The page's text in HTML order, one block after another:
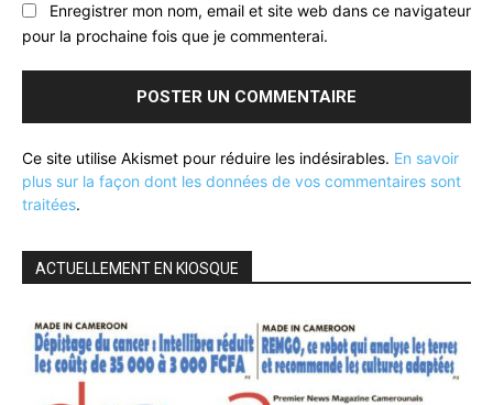
Enregistrer mon nom, email et site web dans ce navigateur
pour la prochaine fois que je commenterai.
Ce site utilise Akismet pour réduire les indésirables. En savoir
plus sur la façon dont les données de vos commentaires sont
traitées.
ACTUELLEMENT EN KIOSQUE